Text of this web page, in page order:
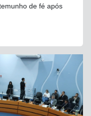
de fé após